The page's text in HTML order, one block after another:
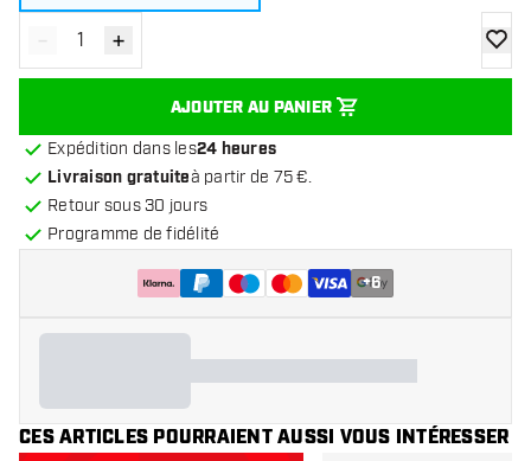
Diminuer la quantité
- Augmenter la quantité
+
AJOUTER AU PANIER
Expédition dans les24 heures
Livraison gratuiteà partir de 75 €.
Retour sous 30 jours
Programme de fidélité
+6
CES ARTICLES POURRAIENT AUSSI VOUS INTÉRESSER